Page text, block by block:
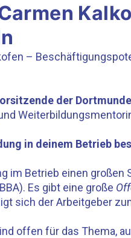
der
in deinem Betrieb
im Betrieb einen
Es gibt eine große
sich der Arbeitgeber
offen für das Thema,